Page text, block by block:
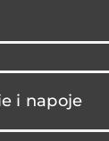
i napoje